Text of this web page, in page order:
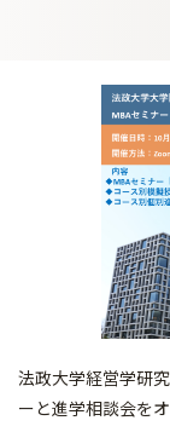
法政大学経営学研
ーと進学相談会を